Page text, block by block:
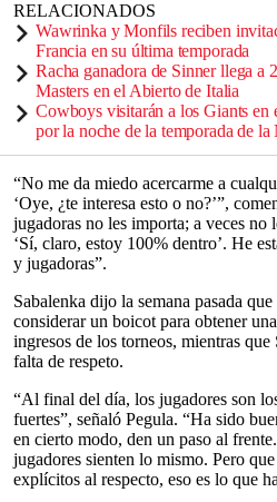
RELACIONADOS
Wawrinka y Monfils reciben
Francia en su última temporada
Racha ganadora de Sinner llega a
Masters en el Abierto de Italia
Cowboys visitarán a los Giants
por la noche de la temporada de
“No me da miedo acercarme a
‘Oye, ¿te interesa esto o no?’”,
jugadoras no les importa; a veces no
‘Sí, claro, estoy 100% dentro’. He
y jugadoras”.
Sabalenka dijo la semana pasada
considerar un boicot para obtener
ingresos de los torneos, mientras
falta de respeto.
“Al final del día, los jugadores son
fuertes”, señaló Pegula. “Ha sido
en cierto modo, den un paso al
jugadores sienten lo mismo. Pero
explícitos al respecto, eso es lo que